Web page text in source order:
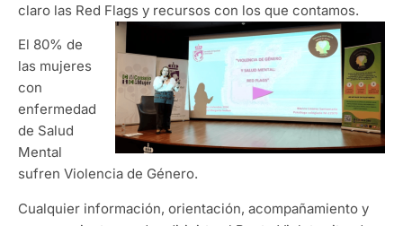
claro las Red Flags y recursos con los que contamos.
El 80% de
las mujeres
con
enfermedad
de Salud
Mental
sufren Violencia de Género.
​Cualquier información, orientación, acompañamiento y